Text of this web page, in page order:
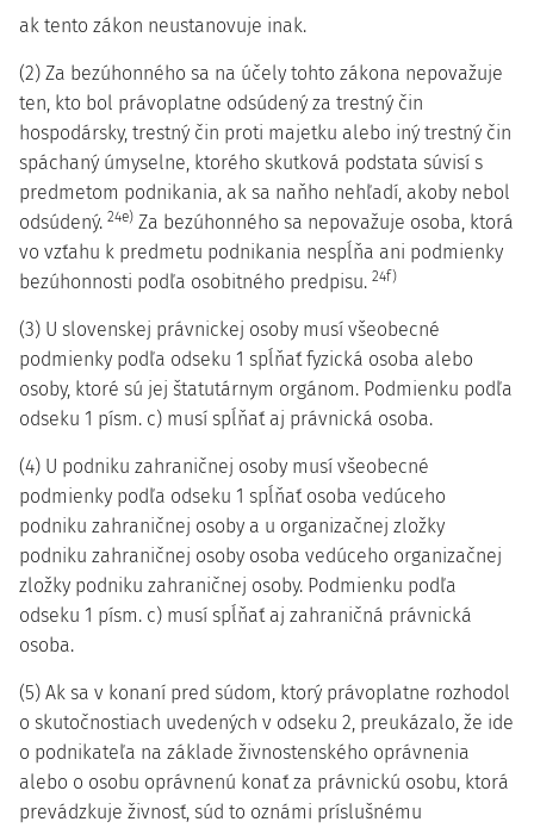
ak tento zákon neustanovuje inak.
(2) Za bezúhonného sa na účely tohto zákona nepovažuje
ten, kto bol právoplatne odsúdený za trestný čin
hospodársky, trestný čin proti majetku alebo iný trestný čin
spáchaný úmyselne, ktorého skutková podstata súvisí s
predmetom podnikania, ak sa naňho nehľadí, akoby nebol
odsúdený. 24e) Za bezúhonného sa nepovažuje osoba, ktorá
vo vzťahu k predmetu podnikania nespĺňa ani podmienky
bezúhonnosti podľa osobitného predpisu. 24f)
(3) U slovenskej právnickej osoby musí všeobecné
podmienky podľa odseku 1 spĺňať fyzická osoba alebo
osoby, ktoré sú jej štatutárnym orgánom. Podmienku podľa
odseku 1 písm. c) musí spĺňať aj právnická osoba.
(4) U podniku zahraničnej osoby musí všeobecné
podmienky podľa odseku 1 spĺňať osoba vedúceho
podniku zahraničnej osoby a u organizačnej zložky
podniku zahraničnej osoby osoba vedúceho organizačnej
zložky podniku zahraničnej osoby. Podmienku podľa
odseku 1 písm. c) musí spĺňať aj zahraničná právnická
osoba.
(5) Ak sa v konaní pred súdom, ktorý právoplatne rozhodol
o skutočnostiach uvedených v odseku 2, preukázalo, že ide
o podnikateľa na základe živnostenského oprávnenia
alebo o osobu oprávnenú konať za právnickú osobu, ktorá
prevádzkuje živnosť, súd to oznámi príslušnému